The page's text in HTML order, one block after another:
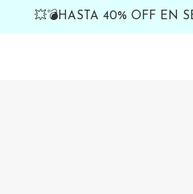
💥💣HASTA 40% OFF EN